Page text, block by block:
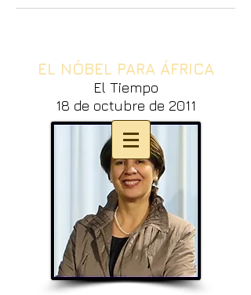
EL NÓBEL PARA ÁFRICA
El Tiempo
18 de octubre de 2011